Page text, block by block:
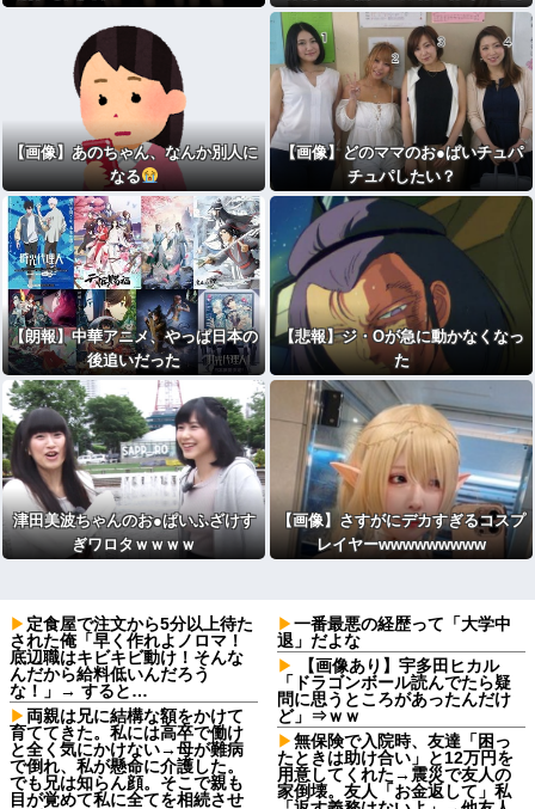
支援になる」
【画像】あのちゃん、なんか別人に
なる
【画像】どのママのお●ぱいチュパ
チュパしたい？
【朗報】中華アニメ、やっぱ日本の
後追いだった
【悲報】ジ・Oが急に動かなくなっ
た
津田美波ちゃんのお●ぱいふざけす
ぎワロタｗｗｗｗ
【画像】さすがにデカすぎるコスプ
レイヤーwwwwwwwww
定食屋で注文から5分以上待た
された俺「早く作れよノロマ！
底辺職はキビキビ動け！そんな
んだから給料低いんだろう
な！」→ すると…
両親は兄に結構な額をかけて
育ててきた。私には高卒で働け
と全く気にかけない→母が難病
で倒れ、私が懸命に介護した。
でも兄は知らん顔。そこで親も
目が覚めて私に全てを相続させ
一番最悪の経歴って「大学中
退」だよな
【画像あり】宇多田ヒカル
「ドラゴンボール読んでたら疑
問に思うところがあったんだけ
ど」⇒ｗｗ
無保険で入院時、友達「困っ
たときは助け合い」と12万円を
用意してくれた→震災で友人の
家倒壊。友人「お金返して」私